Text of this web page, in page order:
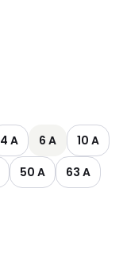
4 A 6 A
10 A
50 A 63 A